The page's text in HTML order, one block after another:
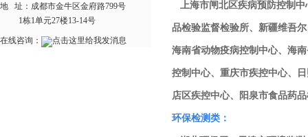
地 址： 成都市金牛区金府路799号
1栋1单元27楼13-14号
在线咨询：
上海市闸北区疾病预防控制中
品检验监督检验所、新疆维吾
海南省动物疫病控制中心、海
控制中心、重庆市疾控中心、
店区疾控中心、阳泉市食品药
环保检测类：